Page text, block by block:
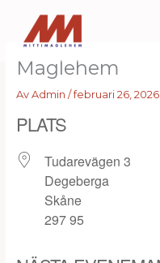
innehåll
Maglehem
Av Admin /februari 26, 2026
PLATS
Tudarevägen 3
Degeberga
Skåne
297 95